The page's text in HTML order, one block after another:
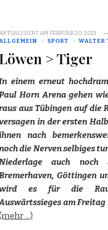
AMFEBRUAR 20, 2021
SPORT WALTER
> Tiger
einem erneut
Horn Arena gehen
aus Tübingen auf die
in der ersten
nach
die Nerven selbiges
auch noch
Göttingen
es für die
am Freitag
…)